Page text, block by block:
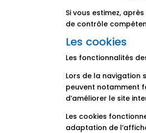
Si vous estimez,
de contrôle
Les cookies
Les fonctionnalités
Lors de la navigation
peuvent notamment
d’améliorer le site
Les cookies
adaptation de